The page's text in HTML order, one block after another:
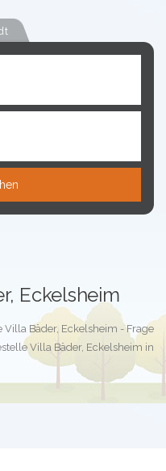
Eckelsheim
Bäder, Eckelsheim - Frage
Villa Bäder, Eckelsheim in